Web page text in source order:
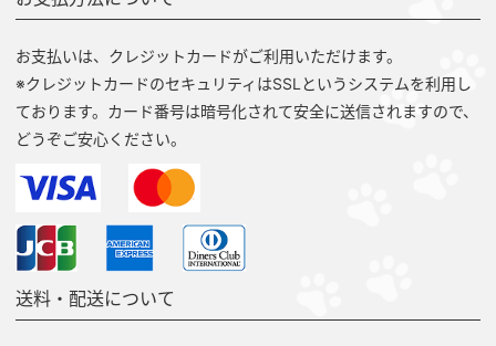
お支払いは、クレジットカードがご利用いただけます。
※クレジットカードのセキュリティはSSLというシステムを利用し
ております。カード番号は暗号化されて安全に送信されますので、
どうぞご安心ください。
送料・配送について